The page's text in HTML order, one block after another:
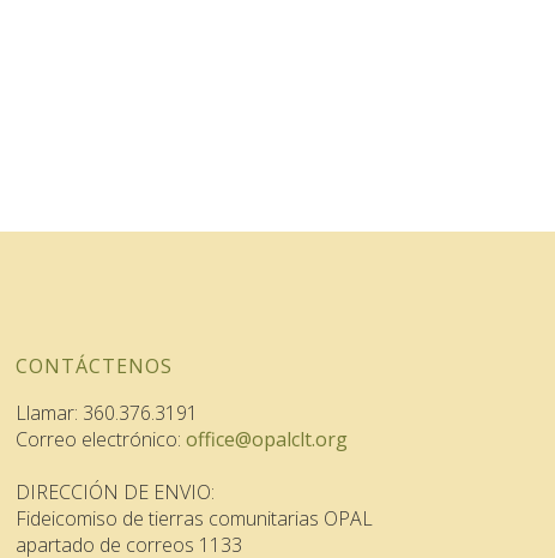
CONTÁCTENOS
Llamar: 360.376.3191
Correo electrónico: office@opalclt.org
DIRECCIÓN DE ENVIO:
Fideicomiso de tierras comunitarias OPAL
apartado de correos 1133